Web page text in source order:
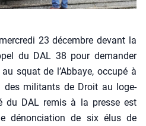
23 décembre devant la
du DAL 38 pour deman­der
squat de l’Abbaye, occu­pé à
des mili­tants de Droit au loge­
du DAL remis à la presse est
dénon­cia­tion de six élus de